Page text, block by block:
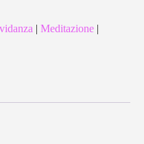
|Meditazione |